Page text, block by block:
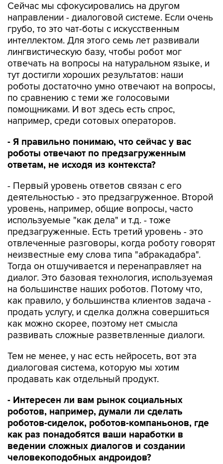
Сейчас мы сфокусировались на другом
направлении - диалоговой системе. Если очень
грубо, то это чат-боты с искусственным
интеллектом. Для этого семь лет развивали
лингвистическую базу, чтобы робот мог
отвечать на вопросы на натуральном языке, и
тут достигли хороших результатов: наши
роботы достаточно умно отвечают на вопросы,
по сравнению с теми же голосовыми
помощниками. И вот здесь есть спрос,
например, среди сотовых операторов.
- Я правильно понимаю, что сейчас у вас
роботы отвечают по предзагруженным
ответам, не исходя из контекста?
- Первый уровень ответов связан с его
деятельностью - это предзагруженное. Второй
уровень, например, общие вопросы, часто
используемые "как дела" и т.д. - тоже
предзагруженные. Есть третий уровень - это
отвлеченные разговоры, когда роботу говорят
неизвестные ему слова типа "абракадабра".
Тогда он отшучивается и перенаправляет на
диалог. Это базовая технология, используемая
на большинстве наших роботов. Потому что,
как правило, у большинства клиентов задача -
продать услугу, и сделка должна совершиться
как можно скорее, поэтому нет смысла
развивать сложные разветвленные диалоги.
Тем не менее, у нас есть нейросеть, вот эта
диалоговая система, которую мы хотим
продавать как отдельный продукт.
- Интересен ли вам рынок социальных
роботов, например, думали ли сделать
роботов-сиделок, роботов-компаньонов, где
как раз понадобятся ваши наработки в
ведении сложных диалогов и создании
человекоподобных андроидов?